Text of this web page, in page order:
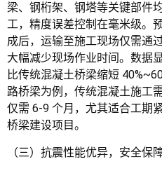
梁、钢桁架、钢塔等关键部件
工，精度误差控制在毫米级。
成后，运输至施工现场仅需通
大幅减少现场作业时间。数据
比传统混凝土桥梁缩短
路桥梁为例，传统混凝土施工
仅需 6-9 个月，尤其适合工期
桥梁建设项目。
（三）抗震性能优异，安全保